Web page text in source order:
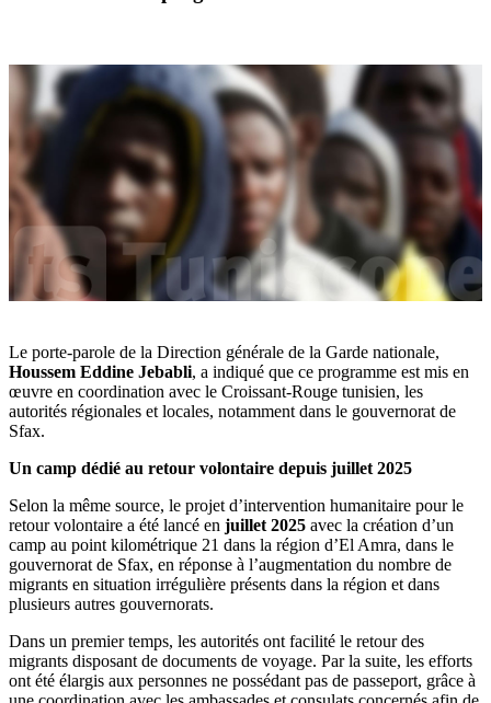
Le porte-parole de la Direction générale de la Garde nationale,
Houssem Eddine Jebabli, a indiqué que ce programme est mis en
œuvre en coordination avec le Croissant-Rouge tunisien, les
autorités régionales et locales, notamment dans le gouvernorat de
Sfax.
Un camp dédié au retour volontaire depuis juillet 2025
Selon la même source, le projet d’intervention humanitaire pour le
retour volontaire a été lancé en juillet 2025 avec la création d’un
camp au point kilométrique 21 dans la région d’El Amra, dans le
gouvernorat de Sfax, en réponse à l’augmentation du nombre de
migrants en situation irrégulière présents dans la région et dans
plusieurs autres gouvernorats.
Dans un premier temps, les autorités ont facilité le retour des
migrants disposant de documents de voyage. Par la suite, les efforts
ont été élargis aux personnes ne possédant pas de passeport, grâce à